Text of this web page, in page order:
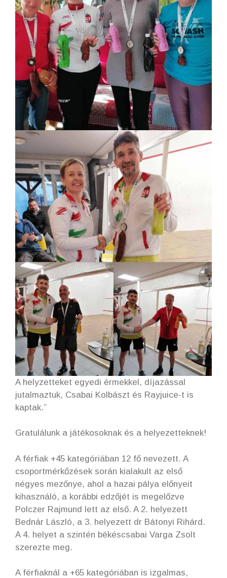
A helyzetteket egyedi érmekkel, díjazással
jutalmaztuk, Csabai Kolbászt és Rayjuice-t is
kaptak.”
Gratulálunk a játékosoknak és a helyezetteknek!
A férfiak +45 kategóriában 12 fő nevezett. A
csoportmérkőzések során kialakult az első
négyes mezőnye, ahol a hazai pálya előnyeit
kihasználó, a korábbi edzőjét is megelőzve
Polczer Rajmund lett az első. A 2. helyezett
Bednár László, a 3. helyezett dr Bátonyi Rihárd.
A 4. helyet a szintén békéscsabai Varga Zsolt
szerezte meg.
A férfiaknál a +65 kategóriában is izgalmas,